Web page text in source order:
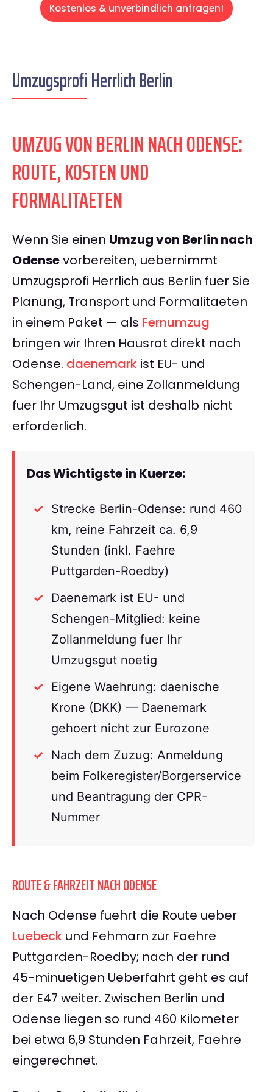
Kostenlos & unverbindlich anfragen!
Umzugsprofi Herrlich Berlin
UMZUG VON BERLIN NACH ODENSE:
ROUTE, KOSTEN UND
FORMALITAETEN
Wenn Sie einen Umzug von Berlin nach
Odensevorbereiten, uebernimmt
Umzugsprofi Herrlich aus Berlin fuer Sie
Planung, Transport und Formalitaeten
in einem Paket — als Fernumzug
bringen wir Ihren Hausrat direkt nach
Odense. daenemark ist EU- und
Schengen-Land, eine Zollanmeldung
fuer Ihr Umzugsgut ist deshalb nicht
erforderlich.
Das Wichtigste in Kuerze:
Strecke Berlin-Odense: rund 460
km, reine Fahrzeit ca. 6,9
Stunden (inkl. Faehre
Puttgarden-Roedby)
Daenemark ist EU- und
Schengen-Mitglied: keine
Zollanmeldung fuer Ihr
Umzugsgut noetig
Eigene Waehrung: daenische
Krone (DKK) — Daenemark
gehoert nicht zur Eurozone
Nach dem Zuzug: Anmeldung
beim Folkeregister/Borgerservice
und Beantragung der CPR-
Nummer
ROUTE & FAHRZEIT NACH ODENSE
Nach Odense fuehrt die Route ueber
Luebeck und Fehmarn zur Faehre
Puttgarden-Roedby; nach der rund
45-minuetigen Ueberfahrt geht es auf
der E47 weiter. Zwischen Berlin und
Odense liegen so rund 460 Kilometer
bei etwa 6,9 Stunden Fahrzeit, Faehre
eingerechnet.